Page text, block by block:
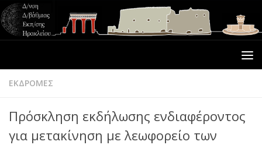
ΕΚΔΡΟΜΕΣ
Πρόσκληση εκδήλωσης ενδιαφέροντος
για μετακίνηση με λεωφορείο των